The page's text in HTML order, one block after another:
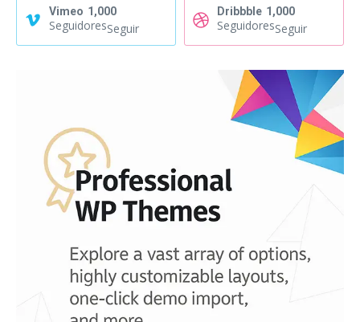
Vimeo 1,000
SeguidoresSeguir
Dribbble 1,000
SeguidoresSeguir